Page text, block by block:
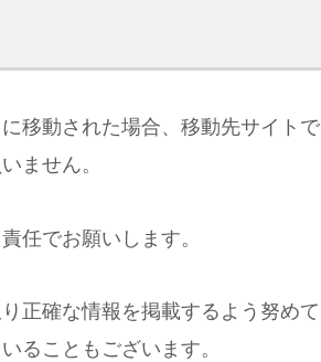
移動された場合、移動先サイトで
ません。
任でお願いします。
正確な情報を掲載するよう努めて
ることもございます。